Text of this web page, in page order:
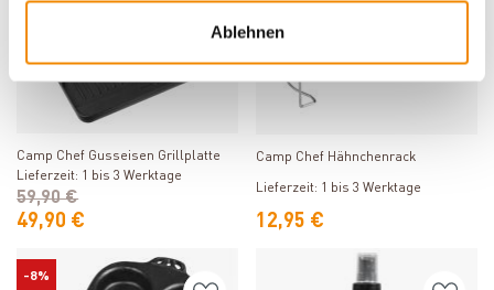
Ablehnen
Produkt ansehen
Camp Chef Gusseisen Grillplatte
Lieferzeit: 1 bis 3 Werktage
49,90 €
59,90 €
Camp Chef Hähnchenrack
Lieferzeit: 1 bis 3 Werktage
12,95 €
-8%